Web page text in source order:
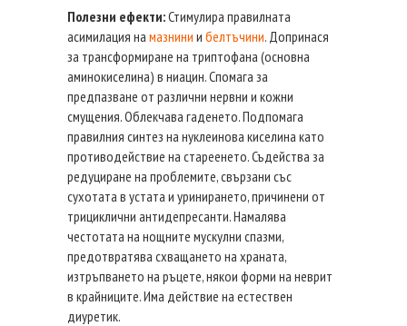
Полезни ефекти:Стимулира правилната
асимилация на мазнини и белтъчини. Допринася
за трансформиране на триптофана (основна
аминокиселина) в ниацин. Спомага за
предпазване от различни нервни и кожни
смущения. Облекчава гаденето. Подпомага
правилния синтез на нуклеинова киселина като
противодействие на стареенето. Съдейства за
редуциране на проблемите, свързани със
сухотата в устата и уринирането, причинени от
трициклични антидепресанти. Намалява
честотата на нощните мускулни спазми,
предотвратява схващането на храната,
изтръпването на ръцете, някои форми на неврит
в крайниците. Има действие на естествен
диуретик.